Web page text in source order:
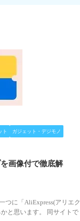
ト ガジェット・デジモノ
画像付で徹底解
つに「AliExpress(アリエク
と思います。 同サイトで